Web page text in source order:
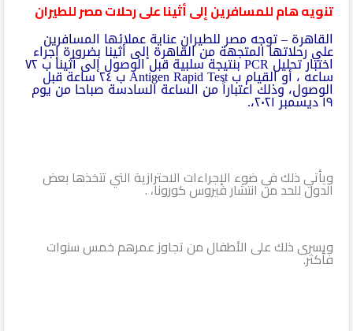
تنويه هام للمسافرين إلى أثينا على رحلات مصر للطيران
القاهرة – توجه مصر للطيران عناية عملائها المسافرين
علي رحلاتها المتجهة من القاهرة إلى أثينا بضرورة إجراء
اختبار تحليل PCR بنتيجة سلبية قبل الوصول إلى أثينا ب ٧٢
ساعه ، أو القيام ب Antigen Rapid Test ب ٢٤ ساعة قبل
الوصول، وذلك اعتباراً من الساعة السادسة صباحا من يوم
١٩ ديسمبر ٢٠٢١،.
ويأتي ذلك في ضوء الإجراءات الاحترازية التي تتخذها بعض
الدول للحد من انتشار فيروس كورونا، .
ويسرى ذلك على الأطفال من تجاوز عمرهم خمس سنوات
فأكثر.